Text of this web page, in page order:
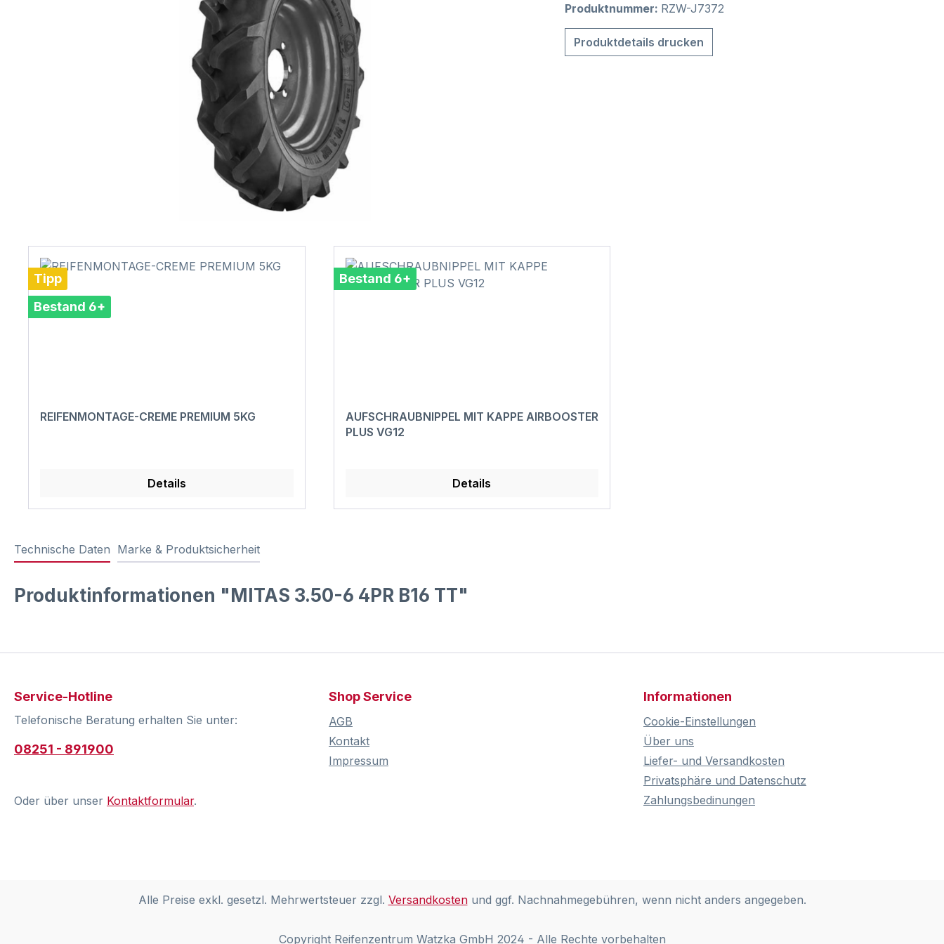
Produktnummer: RZW-J7372
Produktdetails drucken
Tipp
Bestand 6+
REIFENMONTAGE-CREME PREMIUM 5KG
Details
Bestand 6+
AUFSCHRAUBNIPPEL MIT KAPPE AIRBOOSTER
PLUS VG12
Details
Technische Daten Marke & Produktsicherheit
Produktinformationen "MITAS 3.50-6 4PR B16 TT"
Service-Hotline
Telefonische Beratung erhalten Sie unter:
08251 - 891900
Oder über unser Kontaktformular.
Shop Service
AGB
Kontakt
Impressum
Informationen
Cookie-Einstellungen
Über uns
Liefer- und Versandkosten
Privatsphäre und Datenschutz
Zahlungsbedinungen
Alle Preise exkl. gesetzl. Mehrwertsteuer zzgl. Versandkostenund ggf. Nachnahmegebühren, wenn nicht anders angegeben.
Copyright Reifenzentrum Watzka GmbH 2024 - Alle Rechte vorbehalten